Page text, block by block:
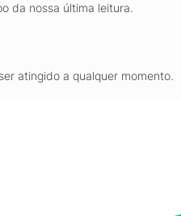
da nossa última leitura.
atingido a qualquer momento.